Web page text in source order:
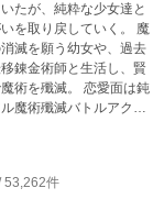
たが、純粋な少女達と
取り戻していく。 魔
滅を願う幼女や、過去
錬金術師と生活し、賢
。 恋愛面は鈍
魔術殲滅バトルアクシ
53,262件